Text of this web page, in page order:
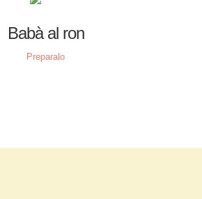
Babà al ron
Preparalo